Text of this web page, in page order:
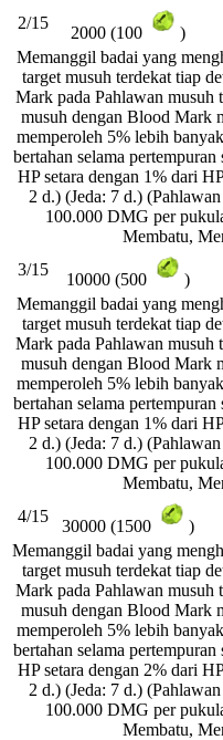
2/15
2000 (100 )
Memanggil badai yang
target musuh terdekat tiap
Mark pada Pahlawan musuh
musuh dengan Blood Mark
memperoleh 5% lebih
bertahan selama
HP setara dengan 1% dari
2 d.) (Jeda: 7 d.)
100.000 DMG per
Membatu,
3/15
10000 (500 )
Memanggil badai yang
target musuh terdekat tiap
Mark pada Pahlawan musuh
musuh dengan Blood Mark
memperoleh 5% lebih
bertahan selama
HP setara dengan 1% dari
2 d.) (Jeda: 7 d.)
100.000 DMG per
Membatu,
4/15
30000 (1500 )
Memanggil badai yang
target musuh terdekat tiap
Mark pada Pahlawan musuh
musuh dengan Blood Mark
memperoleh 5% lebih
bertahan selama
HP setara dengan 2% dari
2 d.) (Jeda: 7 d.)
100.000 DMG per
Membatu,